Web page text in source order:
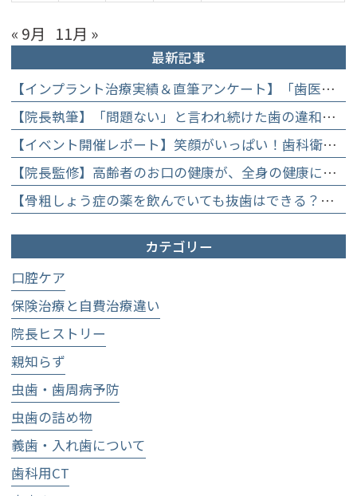
« 9月 11月 »
最新記事
【インプラント治療実績＆直筆アンケート】「歯医者が怖かった」トラウマを乗り越えて。70歳・介護士女性が手に入れた「晴れ晴れとした笑顔」と人生を支える噛み合わせ】
【院長執筆】「問題ない」と言われ続けた歯の違和感……60代女性が「80歳で20本の自前の歯」を守るために選んだ精密総合治療の全貌
【イベント開催レポート】笑顔がいっぱい！歯科衛生士×管理栄養士がお届けする「親子で楽しむむし歯になりにくいお菓子作り体験」】
【院長監修】高齢者のお口の健康が、全身の健康につながる理由。生涯おいしく食べるための「口内環境検査」とオーダーメイド予防】
【骨粗しょう症の薬を飲んでいても抜歯はできる？】顎骨壊死を防ぐために大切な口腔管理について
カテゴリー
口腔ケア
保険治療と自費治療違い
院長ヒストリー
親知らず
虫歯・歯周病予防
虫歯の詰め物
義歯・入れ歯について
歯科用CT